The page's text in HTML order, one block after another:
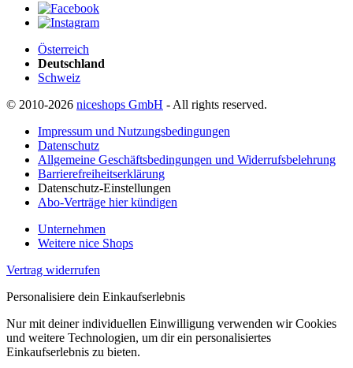
Österreich
Deutschland
Schweiz
© 2010-2026 niceshops GmbH - All rights reserved.
Impressum und Nutzungsbedingungen
Datenschutz
Allgemeine Geschäftsbedingungen und Widerrufsbelehrung
Barrierefreiheitserklärung
Datenschutz-Einstellungen
Abo-Verträge hier kündigen
Unternehmen
Weitere nice Shops
Vertrag widerrufen
Personalisiere dein Einkaufserlebnis
Nur mit deiner individuellen Einwilligung verwenden wir Cookies
und weitere Technologien, um dir ein personalisiertes
Einkaufserlebnis zu bieten.